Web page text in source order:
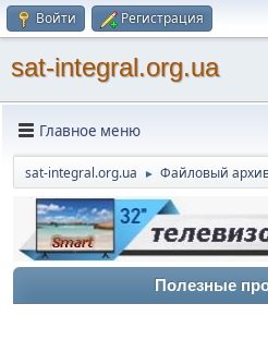
Войти Регистрация
sat-integral.org.ua
Главное меню
sat-integral.org.ua ► Файловый
Полезные